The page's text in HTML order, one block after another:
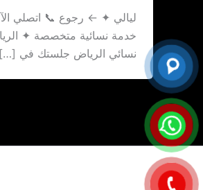
خدمة نسائية متخصصة ✦
نسائي الرياض جلستك في […]